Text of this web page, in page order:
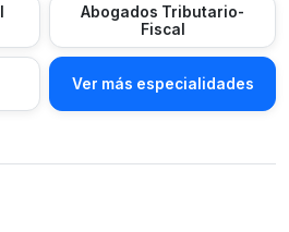
Abogados Tributario-
Fiscal
Ver más especialidades